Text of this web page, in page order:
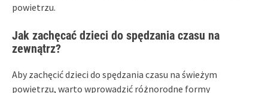
powietrzu.
Jak zachęcać dzieci do spędzania czasu na
zewnątrz?
Aby zachęcić dzieci do spędzania czasu na świeżym
powietrzu, warto wprowadzić różnorodne formy